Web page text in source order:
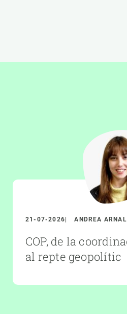
21-07-2026 ANDREA
COP, de la
al repte geopolític